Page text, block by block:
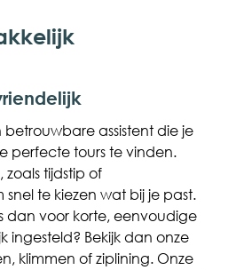
betrouwbare assistent die je
perfecte tours te vinden.
tijdstip of
te kiezen wat bij je past.
dan voor korte, eenvoudige
ingesteld? Bekijk dan onze
klimmen of ziplining. Onze